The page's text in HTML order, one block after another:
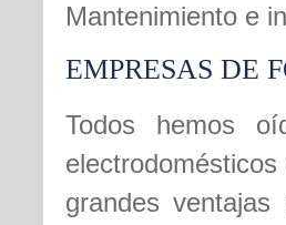
Mantenimiento e
EMPRESAS DE
Todos hemos
grandes